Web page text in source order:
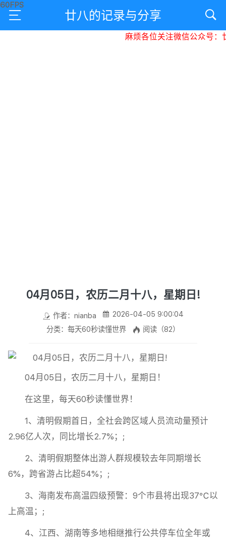
廿八的记录与分享
麻烦各位关注微信公众号：廿
04月05日，农历二月十八，星期日!
作者：nianba
2026-04-05 9:00:04
分类：每天60秒读懂世界
阅读（82）
04月05日，农历二月十八，星期日！
在这里，每天60秒读懂世界！
1、清明假期首日，全社会跨区域人员流动量预计
2.96亿人次，同比增长2.7%；;
2、清明假期整体出游人群规模较去年同期增长
6%，跨省游占比超54%；;
3、海南发布高温四级预警：9个市县将出现37℃以
上高温；;
4、江西、湖南等多地相继推行公共停车位全年或